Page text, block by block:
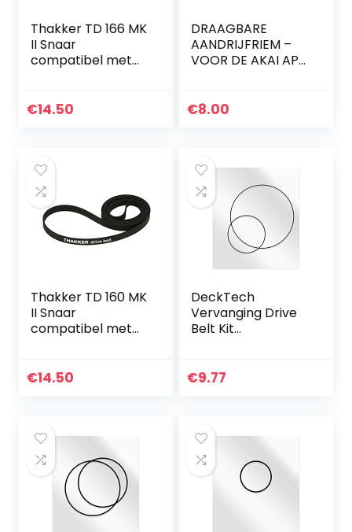
Thakker TD 166 MK
II Snaar
compatibel met
Platenspeler Belt
€14.50
DRAAGBARE
AANDRIJFRIEM –
VOOR DE AKAI AP-
€8.00
Thakker TD 160 MK
II Snaar
compatibel met
Platenspeler Belt
€14.50
DeckTech
Vervanging Drive
Belt Kit
HSJ150 Tape
€9.77